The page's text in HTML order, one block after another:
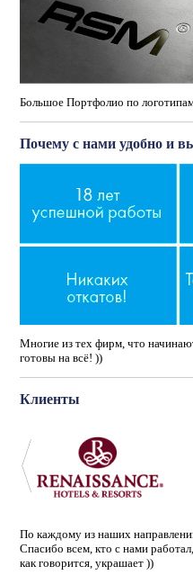
Большое Портфолио по
Почему с нами удобно и
Многие из тех фирм, что
готовы на всё! ))
Клиенты
По каждому из наших
Спасибо всем, кто с нами
как говорится, украшает ))